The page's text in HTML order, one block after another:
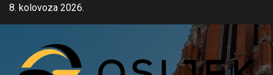
Skip8. kolovoza 2026.